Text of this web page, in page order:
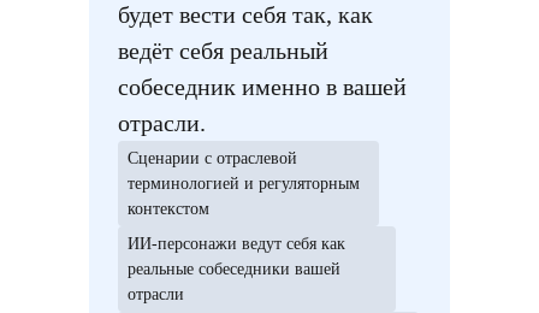
будет вести себя так, как
ведёт себя реальный
собеседник именно в вашей
отрасли.
Сценарии с отраслевой
терминологией и регуляторным
контекстом
ИИ-персонажи ведут себя как
реальные собеседники вашей
отрасли